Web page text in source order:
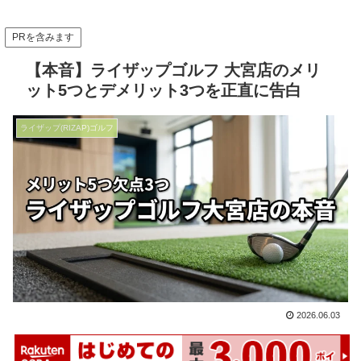
PRを含みます
【本音】ライザップゴルフ 大宮店のメリ
ット5つとデメリット3つを正直に告白
ライザップ(RIZAP)ゴルフ
2026.06.03